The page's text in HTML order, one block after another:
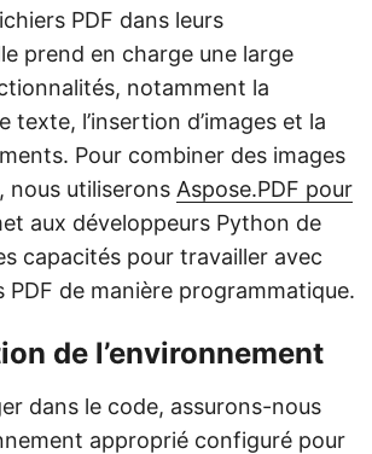
PDF dans leurs
prend en charge une large
notamment la
texte, l’insertion d’images et la
Pour combiner des images
nous utiliserons Aspose.PDF pour
aux développeurs Python de
capacités pour travailler avec
PDF de manière programmatique.
de l’environnement
dans le code, assurons-nous
approprié configuré pour